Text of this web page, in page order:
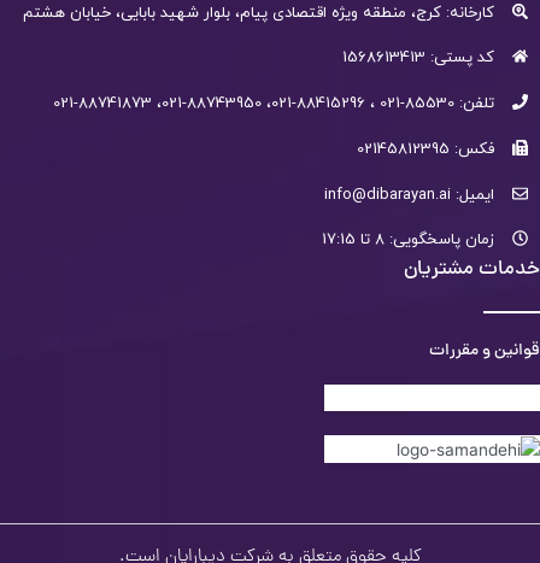
کارخانه: کرج، منطقه ویژه اقتصادی پیام، بلوار شهید بابایی، خیابان هشتم
کد پستی: 1568613413
تلفن: 85530-021 ، 88415296-021، 88743950-021، 88741873-021
فکس: 02145812395
ایمیل: info@dibarayan.ai
زمان پاسخگویی: 8 تا 17:15
خدمات مشتریان
قوانین و مقررات
کلیه حقوق متعلق به شرکت دیبارایان است.